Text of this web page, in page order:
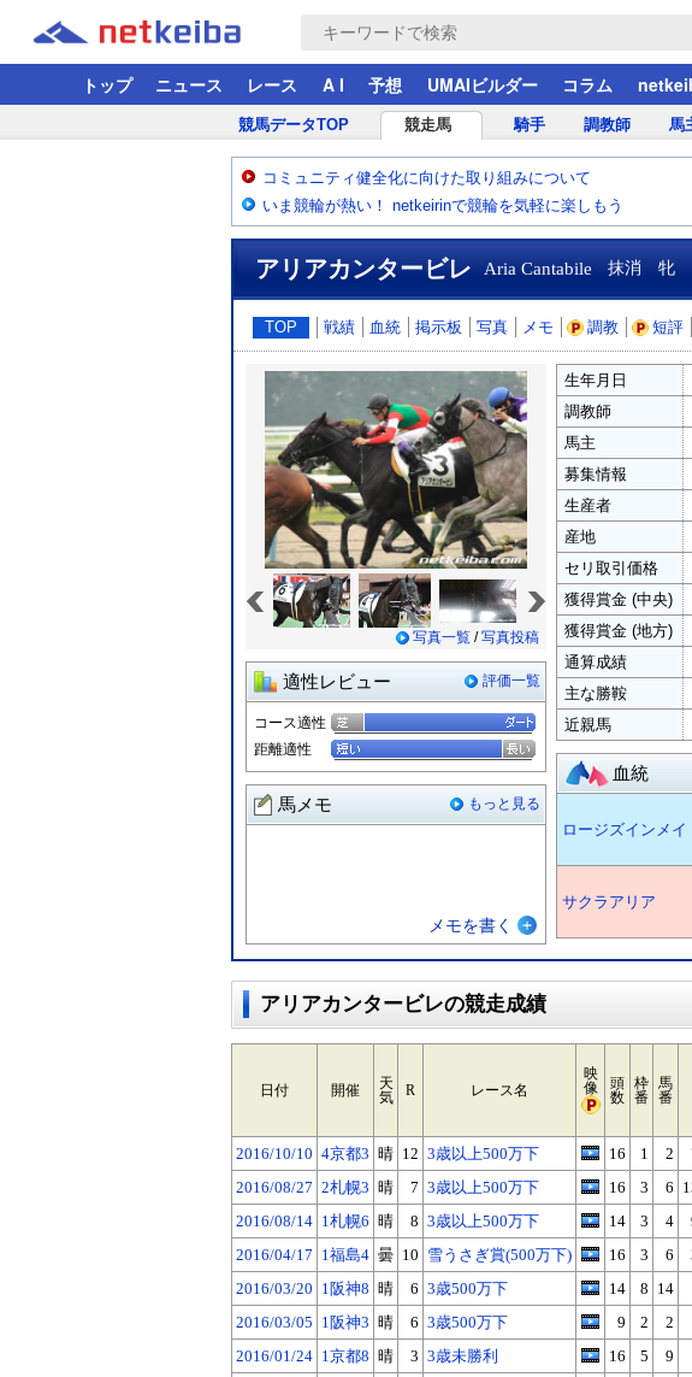
トップ ニュース レース A I 予想 UMAIビルダー コラム
競馬データTOP 競走馬 騎手 調教師 馬
コミュニティ健全化に向けた取り組みについて
いま競輪が熱い！ netkeirinで競輪を気軽に楽しもう
アリアカンタービレ Aria Cantabile 抹消 牝
TOP 戦績 血統 掲示板 写真 メモ 調教 短評
写真一覧 /写真投稿
適性レビュー 評価一覧
コース適性
距離適性
馬メモ もっと見る
メモを書く
生年月日
調教師
馬主
募集情報
生産者
産地
セリ取引価格
獲得賞金 (中央)
獲得賞金 (地方)
通算成績
主な勝鞍
近親馬
血統
ロージズインメイ
サクラアリア
アリアカンタービレの競走成績
日付 開催
天
気
R レース名
映
像
頭
数
枠
番
馬
番
2016/10/10 4京都3 晴 12 3歳以上500万下 16 1 2
2016/08/27 2札幌3 晴 7 3歳以上500万下 16 3 6
2016/08/14 1札幌6 晴 8 3歳以上500万下 14 3 4
2016/04/17 1福島4 曇 10 雪うさぎ賞(500万下) 16 3 6
2016/03/20 1阪神8 晴 6 3歳500万下 14 8 14
2016/03/05 1阪神3 晴 6 3歳500万下 9 2 2
2016/01/24 1京都8 晴 3 3歳未勝利 16 5 9